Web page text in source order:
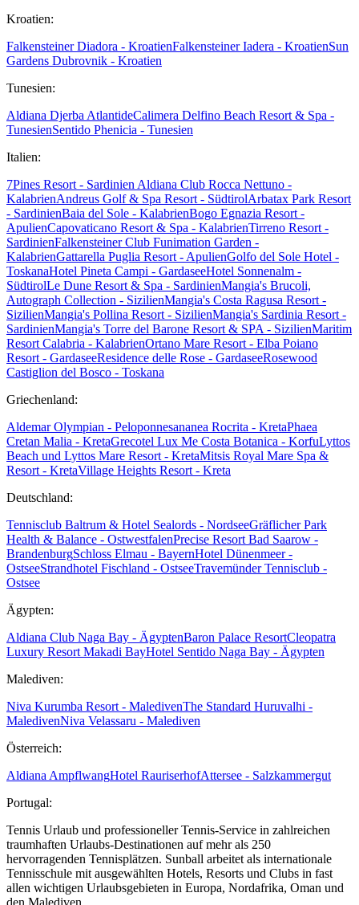
Kroatien:
Falkensteiner Diadora - KroatienFalkensteiner Iadera - KroatienSun
Gardens Dubrovnik - Kroatien
Tunesien:
Aldiana Djerba AtlantideCalimera Delfino Beach Resort & Spa -
TunesienSentido Phenicia - Tunesien
Italien:
7Pines Resort - Sardinien Aldiana Club Rocca Nettuno -
KalabrienAndreus Golf & Spa Resort - SüdtirolArbatax Park Resort
- SardinienBaia del Sole - KalabrienBogo Egnazia Resort -
ApulienCapovaticano Resort & Spa - KalabrienTirreno Resort -
SardinienFalkensteiner Club Funimation Garden -
KalabrienGattarella Puglia Resort - ApulienGolfo del Sole Hotel -
ToskanaHotel Pineta Campi - GardaseeHotel Sonnenalm -
SüdtirolLe Dune Resort & Spa - SardinienMangia's Brucoli,
Autograph Collection - SizilienMangia's Costa Ragusa Resort -
SizilienMangia's Pollina Resort - SizilienMangia's Sardinia Resort -
SardinienMangia's Torre del Barone Resort & SPA - SizilienMaritim
Resort Calabria - KalabrienOrtano Mare Resort - Elba Poiano
Resort - GardaseeResidence delle Rose - GardaseeRosewood
Castiglion del Bosco - Toskana
Griechenland:
Aldemar Olympian - Peloponnesananea Rocrita - KretaPhaea
Cretan Malia - KretaGrecotel Lux Me Costa Botanica - KorfuLyttos
Beach und Lyttos Mare Resort - KretaMitsis Royal Mare Spa &
Resort - KretaVillage Heights Resort - Kreta
Deutschland:
Tennisclub Baltrum & Hotel Sealords - NordseeGräflicher Park
Health & Balance - OstwestfalenPrecise Resort Bad Saarow -
BrandenburgSchloss Elmau - BayernHotel Dünenmeer -
OstseeStrandhotel Fischland - OstseeTravemünder Tennisclub -
Ostsee
Ägypten:
Aldiana Club Naga Bay - ÄgyptenBaron Palace ResortCleopatra
Luxury Resort Makadi BayHotel Sentido Naga Bay - Ägypten
Malediven:
Niva Kurumba Resort - MaledivenThe Standard Huruvalhi -
MaledivenNiva Velassaru - Malediven
Österreich:
Aldiana AmpflwangHotel RauriserhofAttersee - Salzkammergut
Portugal:
Tennis Urlaub und professioneller Tennis-Service in zahlreichen
traumhaften Urlaubs-Destinationen auf mehr als 250
hervorragenden Tennisplätzen. Sunball arbeitet als internationale
Tennisschule mit ausgewählten Hotels, Resorts und Clubs in fast
allen wichtigen Urlaubsgebieten in Europa, Nordafrika, Oman und